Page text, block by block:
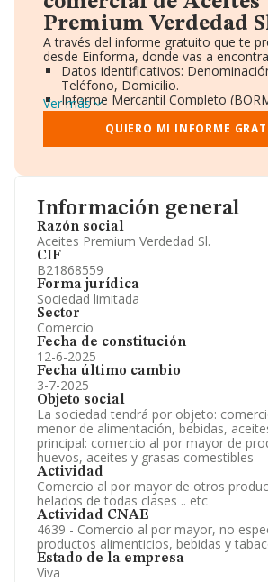
Información general
Razón social
Aceites Premium Verdedad Sl.
CIF
B21868559
Forma jurídica
Sociedad limitada
Sector
Comercio
Fecha de constitución
12-6-2025
Fecha último cambio
3-7-2025
Objeto social
La sociedad tendrá por objeto:
menor de alimentación, bebidas,
principal: comercio al por mayor de
huevos, aceites y grasas comestibles
Actividad
Comercio al por mayor de otros
helados de todas clases .. etc
Actividad CNAE
4639 - Comercio al por mayor, no
productos alimenticios, bebidas y
Estado de la empresa
Viva
Premium Verdedad
A través del informe gratuito que te
desde Einforma, donde vas a
Datos identificativos:
Teléfono, Domicilio.
Informe Mercantil Completo
Gráficos de Evolución Ventas y
Consejo de Administración y
Directivos y Ejecutivos.
Información oficial y registral
Ver más
QUIERO MI INFORME